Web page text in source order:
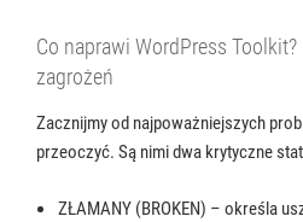
Co naprawi WordPress Toolkit?
zagrożeń
Zacznijmy od najpoważniejszych
przeoczyć. Są nimi dwa krytyczne
ZŁAMANY (BROKEN) – określa